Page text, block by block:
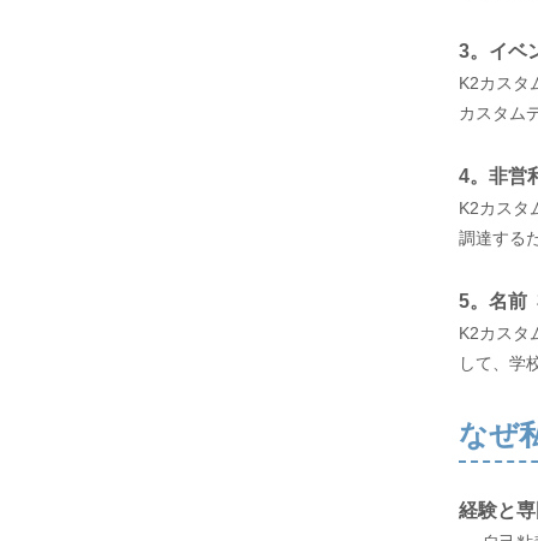
3。イベ
K2カスタ
カスタム
4。非営
K2カスタ
調達する
5。名
K2カスタ
して、学
なぜ
経験と